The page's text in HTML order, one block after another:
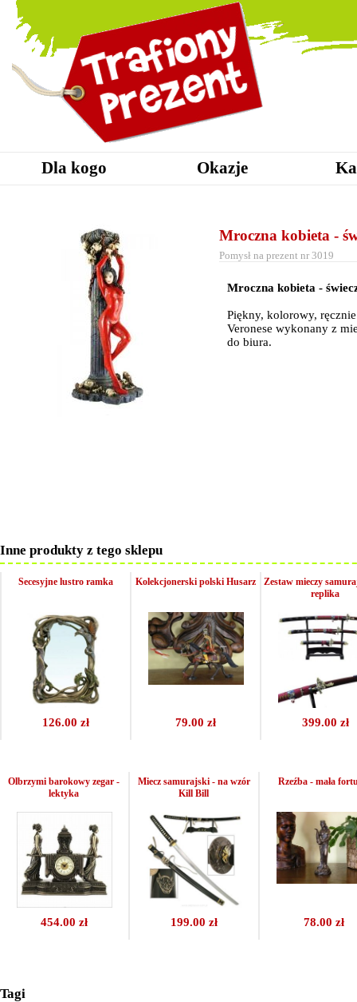
Dla kogo Okazje
Mroczna kobieta -
Pomysł na prezent nr 3019
Mroczna kobieta -
Piękny, kolorowy,
Veronese wykonany z
do biura.
Inne produkty z tego sklepu
126.00 zł
Secesyjne lustro ramka
79.00 zł
Kolekcjonerski polski Husarz
399.00 zł
Zestaw mieczy
replika
454.00 zł
Olbrzymi barokowy zegar -
lektyka
199.00 zł
Miecz samurajski - na wzór
Kill Bill
78.00 zł
Rzeźba - mała
Tagi